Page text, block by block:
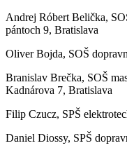
Andrej Róbert Belička,
pántoch 9, Bratislava
Oliver Bojda, SOŠ
Branislav Brečka, SOŠ
Kadnárova 7, Bratislava
Filip Czucz, SPŠ
Daniel Diossy, SPŠ